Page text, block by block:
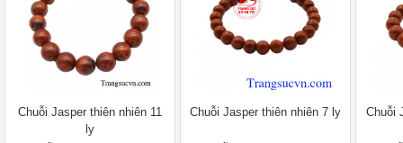
Chuỗi Jasper thiên nhiên 11
ly
Chuỗi Jasper thiên nhiên 7 ly Chuỗi